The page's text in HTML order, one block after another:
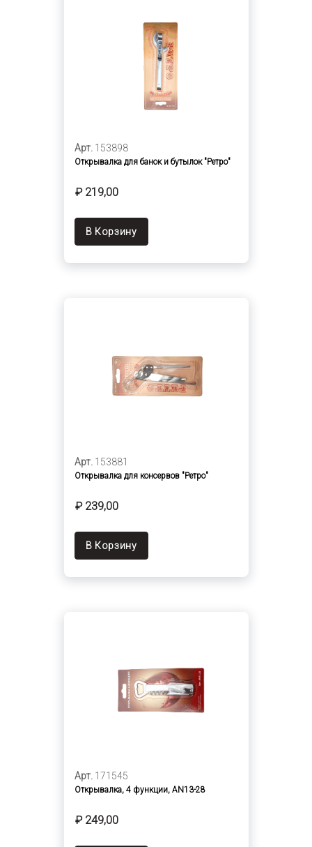
Арт. 153898
Открывалка для банок и бутылок "Ретро"
₽ 219,00
В Корзину
Арт. 153881
Открывалка для консервов "Ретро"
₽ 239,00
В Корзину
Арт. 171545
Открывалка, 4 функции, AN13-28
₽ 249,00